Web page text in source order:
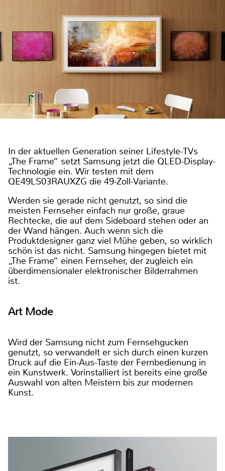
In der aktuellen Generation seiner Lifestyle-TVs
„The Frame“ setzt Samsung jetzt die QLED-Display-
Technologie ein. Wir testen mit dem
QE49LS03RAUXZG die 49-Zoll-Variante.
Werden sie gerade nicht genutzt, so sind die
meisten Fernseher einfach nur große, graue
Rechtecke, die auf dem Sideboard stehen oder an
der Wand hängen. Auch wenn sich die
Produktdesigner ganz viel Mühe geben, so wirklich
schön ist das nicht. Samsung hingegen bietet mit
„The Frame“ einen Fernseher, der zugleich ein
überdimensionaler elektronischer Bilderrahmen
ist.
Art Mode
Wird der Samsung nicht zum Fernsehgucken
genutzt, so verwandelt er sich durch einen kurzen
Druck auf die Ein-Aus-Taste der Fernbedienung in
ein Kunstwerk. Vorinstalliert ist bereits eine große
Auswahl von alten Meistern bis zur modernen
Kunst.